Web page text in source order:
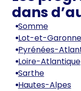
dans
Somme
Lot-et-Garonne
Pyrénées-
Loire-Atlantique
Sarthe
Hautes-Alpes